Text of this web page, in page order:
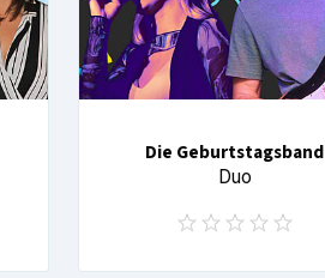
Die Geburtstagsband
Duo